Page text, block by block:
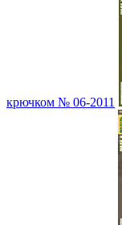
крючком № 06-2011